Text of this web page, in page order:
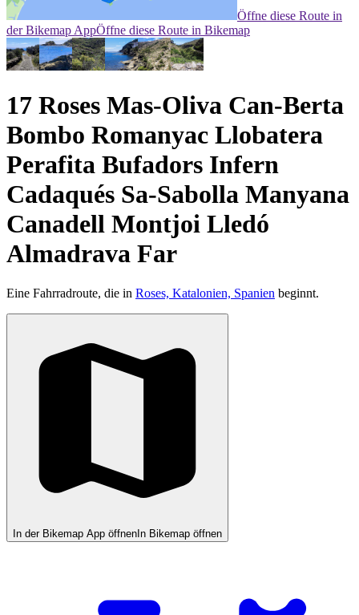
Öffne diese Route in
der Bikemap AppÖffne diese Route in Bikemap
17 Roses Mas-Oliva Can-Berta
Bombo Romanyac Llobatera
Perafita Bufadors Infern
Cadaqués Sa-Sabolla Manyana
Canadell Montjoi Lledó
Almadrava Far
Eine Fahrradroute, die in Roses, Katalonien, Spanien beginnt.
In der Bikemap App öffnen In Bikemap öffnen